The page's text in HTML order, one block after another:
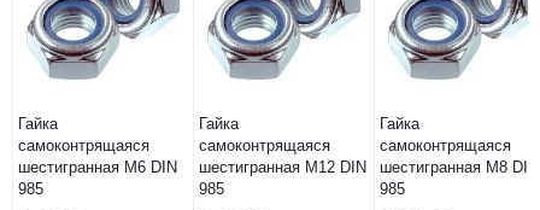
Гайка
самоконтрящаяся
шестигранная М6 DIN
985
Гайка
самоконтрящаяся
шестигранная М12 DIN
985
Гайка
самоконтрящаяся
шестигранная М8 DIN
985